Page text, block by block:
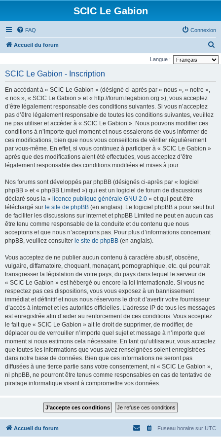
SCIC Le Gabion
FAQ Connexion
Accueil du forum
e
Langue :
SCIC Le Gabion - Inscription
En accédant à « SCIC Le Gabion » (désigné ci-après par « nous », « notre »,
« nos », « SCIC Le Gabion » et « http://forum.legabion.org »), vous acceptez
d’être légalement responsable des conditions suivantes. Si vous n’acceptez
pas d’être légalement responsable de toutes les conditions suivantes, veuillez
ne pas utiliser et accéder à « SCIC Le Gabion ». Nous pouvons modifier ces
conditions à n’importe quel moment et nous essaierons de vous informer de
ces modifications, bien que nous vous conseillons de vérifier régulièrement
par vous-même. En effet, si vous continuez à participer à « SCIC Le Gabion »
après que des modifications aient été effectuées, vous acceptez d’être
légalement responsable des conditions modifiées et mises à jour.
Nos forums sont développés par phpBB (désignés ci-après par « logiciel
phpBB » et « phpBB Limited ») qui est un logiciel de forum de discussions
déclaré sous la « licence publique générale GNU 2.0 » et qui peut être
téléchargé sur le site de phpBB (en anglais). Le logiciel phpBB a pour seul but
de faciliter les discussions sur internet et phpBB Limited ne peut en aucun cas
être tenu comme responsable de la conduite et du contenu que nous
acceptons et que nous n’acceptons pas. Pour plus d’informations concernant
phpBB, veuillez consulter le site de phpBB (en anglais).
Vous acceptez de ne publier aucun contenu à caractère abusif, obscène,
vulgaire, diffamatoire, choquant, menaçant, pornographique, etc. qui pourrait
transgresser la législation de votre pays, du pays dans lequel le serveur de
« SCIC Le Gabion » est hébergé ou encore la loi internationale. Si vous ne
respectez pas ces dispositions, vous vous exposez à un bannissement
immédiat et définitif et nous nous réservons le droit d’avertir votre fournisseur
d’accès à internet et les autorités officielles. L’adresse IP de tous les messages
est enregistrée afin d’aider au renforcement de ces conditions. Vous acceptez
le fait que « SCIC Le Gabion » ait le droit de supprimer, de modifier, de
déplacer ou de verrouiller n’importe quel sujet et message à n’importe quel
moment si nous estimons cela nécessaire. En tant qu’utilisateur, vous acceptez
que toutes les informations que vous avez renseignées soient enregistrées
dans notre base de données. Bien que ces informations ne seront pas
diffusées à une tierce partie sans votre consentement, ni « SCIC Le Gabion »,
ni phpBB, ne pourront être tenus comme responsables en cas de tentative de
piratage informatique visant à compromettre vos données.
Accueil du forum Fuseau horaire sur UTC